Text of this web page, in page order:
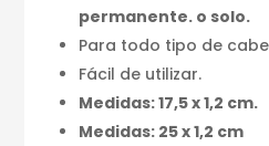
permanente. o solo.
Para todo tipo de
Fácil de utilizar.
Medidas: 17,5 x 1,2 cm.
Medidas: 25 x 1,2 cm